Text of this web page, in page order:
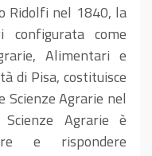
Ridolfi nel 1840, la
configurata come
Alimentari e
di Pisa, costituisce
Scienze Agrarie nel
Agrarie è
e rispondere